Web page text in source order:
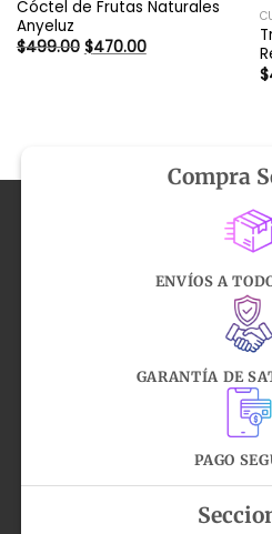
Cóctel de Frutas Naturales
Anyeluz
$499.00 El
precio
$470.00El
precio
$
Compra
ENVÍOS A
GARANTÍA DE
PAGO